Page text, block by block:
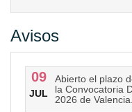
Avisos
09
JUL
Abierto el plazo
la Convocatoria
2026 de Valencia.